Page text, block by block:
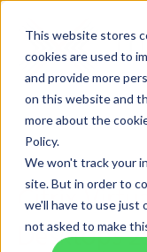
This website stores
cookies are used to
and provide more
on this website and
more about the
Policy.
We won't track your
site. But in order to
we'll have to use just
not asked to make
16.09.2025
Citrix
Desktops